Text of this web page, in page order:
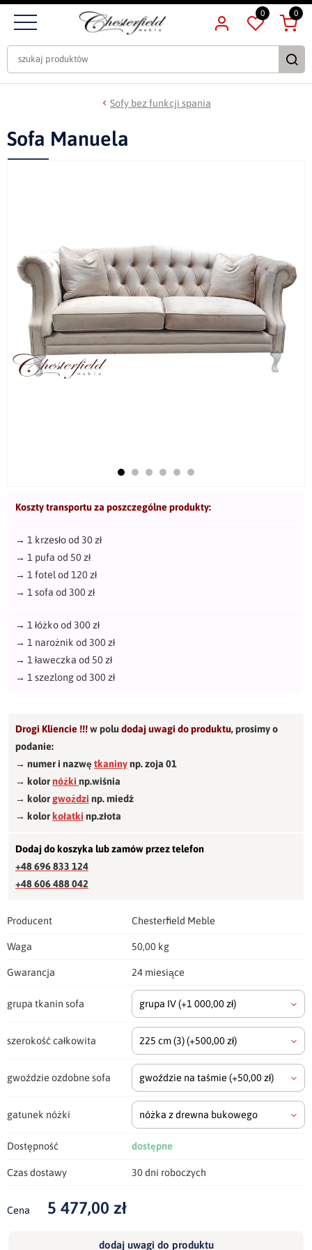
0 0
Sofy bez funkcji spania
Sofa Manuela
Koszty transportu za poszczególne produkty:
→ 1 krzesło od 30 zł
→ 1 pufa od 50 zł
→ 1 fotel od 120 zł
→ 1 sofa od 300 zł
→ 1 łóżko od 300 zł
→ 1 narożnik od 300 zł
→ 1 ławeczka od 50 zł
→ 1 szezlong od 300 zł
Drogi Kliencie !!!w poludodaj uwagi do produktu,prosimy o
podanie:
→ numer i nazwętkaninynp. zoja 01
→ kolornóżki np.wiśnia
→ kolorgwożdzi np. miedź
→ kolorkołatki np.złota
Dodaj do koszyka lub zamów przez telefon
+48 696 833 124
+48 606 488 042
Producent Chesterfield Meble
Waga 50,00 kg
Gwarancja 24 miesiące
grupa tkanin sofa grupa IV(+1 000,00 zł)
szerokość całkowita 225 cm(3)(+500,00 zł)
gwoździe ozdobne sofa gwoździe na taśmie (+50,00 zł)
gatunek nóżki nóżka z drewna bukowego
Dostępność dostępne
Czas dostawy 30 dni roboczych
Cena 5 477,00 zł
dodaj uwagi do produktu